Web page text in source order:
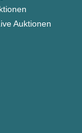
Auktionen